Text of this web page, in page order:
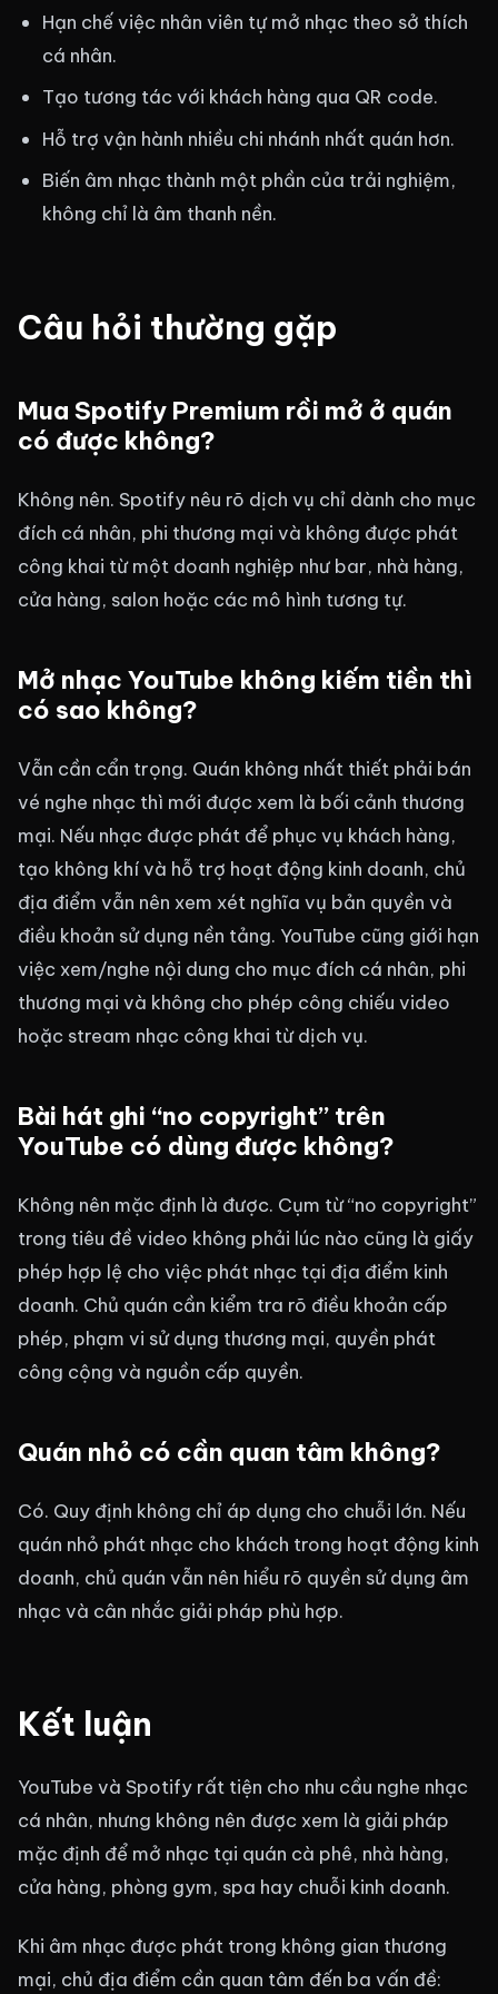
Hạn chế việc nhân viên tự mở nhạc theo sở thích
cá nhân.
Tạo tương tác với khách hàng qua QR code.
Hỗ trợ vận hành nhiều chi nhánh nhất quán hơn.
Biến âm nhạc thành một phần của trải nghiệm,
không chỉ là âm thanh nền.
Câu hỏi thường gặp
Mua Spotify Premium rồi mở ở quán
có được không?
Không nên. Spotify nêu rõ dịch vụ chỉ dành cho mục
đích cá nhân, phi thương mại và không được phát
công khai từ một doanh nghiệp như bar, nhà hàng,
cửa hàng, salon hoặc các mô hình tương tự.
Mở nhạc YouTube không kiếm tiền thì
có sao không?
Vẫn cần cẩn trọng. Quán không nhất thiết phải bán
vé nghe nhạc thì mới được xem là bối cảnh thương
mại. Nếu nhạc được phát để phục vụ khách hàng,
tạo không khí và hỗ trợ hoạt động kinh doanh, chủ
địa điểm vẫn nên xem xét nghĩa vụ bản quyền và
điều khoản sử dụng nền tảng. YouTube cũng giới hạn
việc xem/nghe nội dung cho mục đích cá nhân, phi
thương mại và không cho phép công chiếu video
hoặc stream nhạc công khai từ dịch vụ.
Bài hát ghi “no copyright” trên
YouTube có dùng được không?
Không nên mặc định là được. Cụm từ “no copyright”
trong tiêu đề video không phải lúc nào cũng là giấy
phép hợp lệ cho việc phát nhạc tại địa điểm kinh
doanh. Chủ quán cần kiểm tra rõ điều khoản cấp
phép, phạm vi sử dụng thương mại, quyền phát
công cộng và nguồn cấp quyền.
Quán nhỏ có cần quan tâm không?
Có. Quy định không chỉ áp dụng cho chuỗi lớn. Nếu
quán nhỏ phát nhạc cho khách trong hoạt động kinh
doanh, chủ quán vẫn nên hiểu rõ quyền sử dụng âm
nhạc và cân nhắc giải pháp phù hợp.
Kết luận
YouTube và Spotify rất tiện cho nhu cầu nghe nhạc
cá nhân, nhưng không nên được xem là giải pháp
mặc định để mở nhạc tại quán cà phê, nhà hàng,
cửa hàng, phòng gym, spa hay chuỗi kinh doanh.
Khi âm nhạc được phát trong không gian thương
mại, chủ địa điểm cần quan tâm đến ba vấn đề: